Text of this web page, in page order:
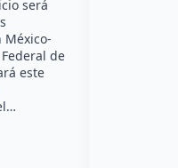
será
México-
de
este